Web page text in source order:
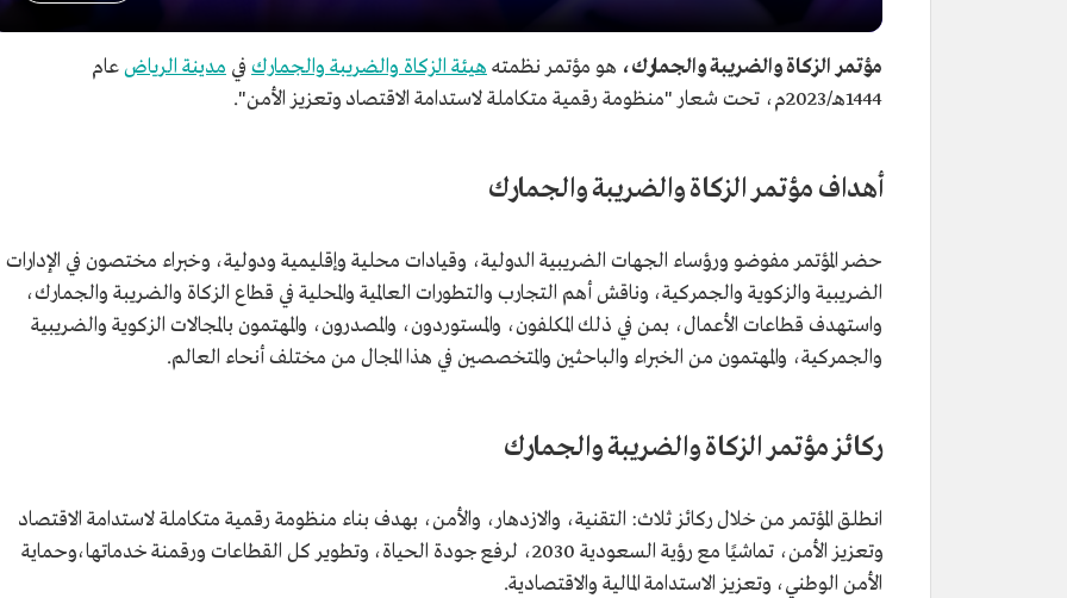
مؤتمر الزكاة والضريبة والجمارك، هو مؤتمر نظمته هيئة الزكاة والضريبة والجمارك في مدينة الرياضعام
1444هـ/2023م، تحت شعار "منظومة رقمية متكاملة لاستدامة الاقتصاد وتعزيز الأمن".
أهداف مؤتمر الزكاة والضريبة والجمارك
حضر المؤتمر مفوضو ورؤساء الجهات الضريبية الدولية، وقيادات محلية وإقليمية ودولية، وخبراء مختصون في الإدارات
الضريبية والزكوية والجمركية، وناقش أهم التجارب والتطورات العالمية والمحلية في قطاع الزكاة والضريبة والجمارك،
واستهدف قطاعات الأعمال، بمن في ذلك المكلفون، والمستوردون، والمصدرون، والمهتمون بالمجالات الزكوية والضريبية
والجمركية، والمهتمون من الخبراء والباحثين والمتخصصين في هذا المجال من مختلف أنحاء العالم.
ركائز مؤتمر الزكاة والضريبة والجمارك
انطلق المؤتمر من خلال ركائز ثلاث: التقنية، والازدهار، والأمن، بهدف بناء منظومة رقمية متكاملة لاستدامة الاقتصاد
وتعزيز الأمن، تماشيًا مع رؤية السعودية 2030، لرفع جودة الحياة، وتطوير كل القطاعات ورقمنة خدماتها،وحماية
الأمن الوطني، وتعزيز الاستدامة المالية والاقتصادية.